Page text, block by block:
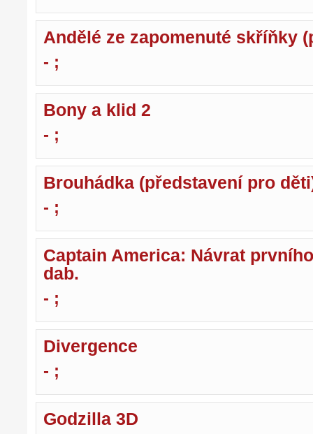
Andělé ze zapomenuté skříňky
- ;
Bony a klid 2
- ;
Brouhádka (představení pro
- ;
Captain America: Návrat
dab.
- ;
Divergence
- ;
Godzilla 3D